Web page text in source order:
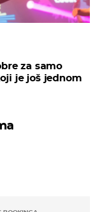
za samo
je još jednom